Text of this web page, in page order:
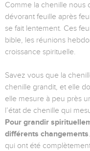
Comme la chenille nous
dévorant feuille après
se fait lentement. Ces
bible, les réunions
croissance spirituelle.
Savez vous que la
chenille grandit, et elle
elle mesure à peu près
l’état de chenille qui
Pour grandir
différents changements
qui ont été